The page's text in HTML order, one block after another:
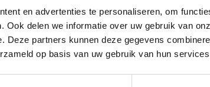
en advertenties te personaliseren, om
Ook delen we informatie over uw gebruik van
Deze partners kunnen deze gegevens
op basis van uw gebruik van hun